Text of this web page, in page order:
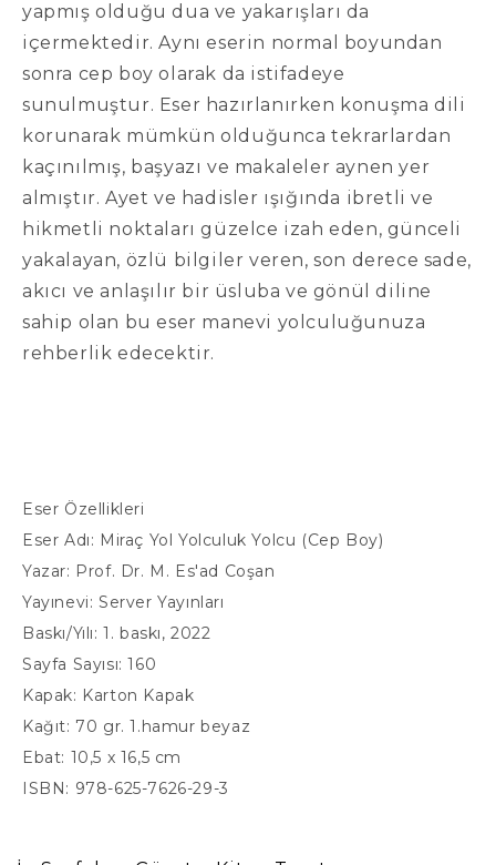
yapmış olduğu dua ve yakarışları da
içermektedir. Aynı eserin normal boyundan
sonra cep boy olarak da istifadeye
sunulmuştur. Eser hazırlanırken konuşma dili
korunarak mümkün olduğunca tekrarlardan
kaçınılmış, başyazı ve makaleler aynen yer
almıştır. Ayet ve hadisler ışığında ibretli ve
hikmetli noktaları güzelce izah eden, günceli
yakalayan, özlü bilgiler veren, son derece sade,
akıcı ve anlaşılır bir üsluba ve gönül diline
sahip olan bu eser manevi yolculuğunuza
rehberlik edecektir.
Eser Özellikleri
Eser Adı: Miraç Yol Yolculuk Yolcu (Cep Boy)
Yazar: Prof. Dr. M. Es'ad Coşan
Yayınevi: Server Yayınları
Baskı/Yılı: 1. baskı, 2022
Sayfa Sayısı: 160
Kapak: Karton Kapak
Kağıt: 70 gr. 1.hamur beyaz
Ebat: 10,5 x 16,5 cm
ISBN: 978-625-7626-29-3